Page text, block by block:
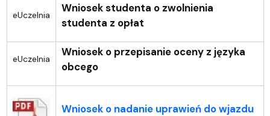
eUczelnia
Wniosek studenta o zwolnienia
studenta z opłat
eUczelnia
Wniosek o przepisanie oceny z języka
obcego
Wniosek o nadanie uprawień do wjazdu